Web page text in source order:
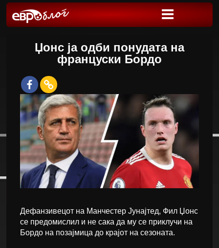
Џонс ја одби понудата на
француски Бордо
Дефанзивецот на Манчестер Јунајтед, Фил Џонс
се предомислил и не сака да му се приклучи на
Бордо на позајмица до крајот на сезоната.